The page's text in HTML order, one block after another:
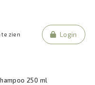
te zien Login
250 ml